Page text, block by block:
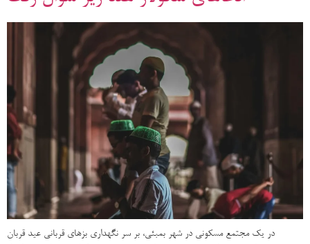
در یک مجتمع مسکونی در شهر بمبئی، بر سر نگهداری بزهای قربانی عید قربان